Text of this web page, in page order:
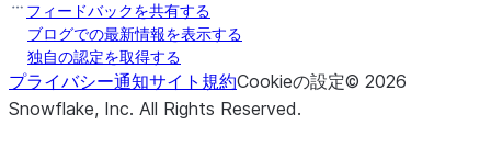
フィードバックを共有する
ブログでの最新情報を表示する
独自の認定を取得する
プライバシー通知サイト規約Cookieの設定© 2026
Snowflake, Inc. All Rights Reserved.